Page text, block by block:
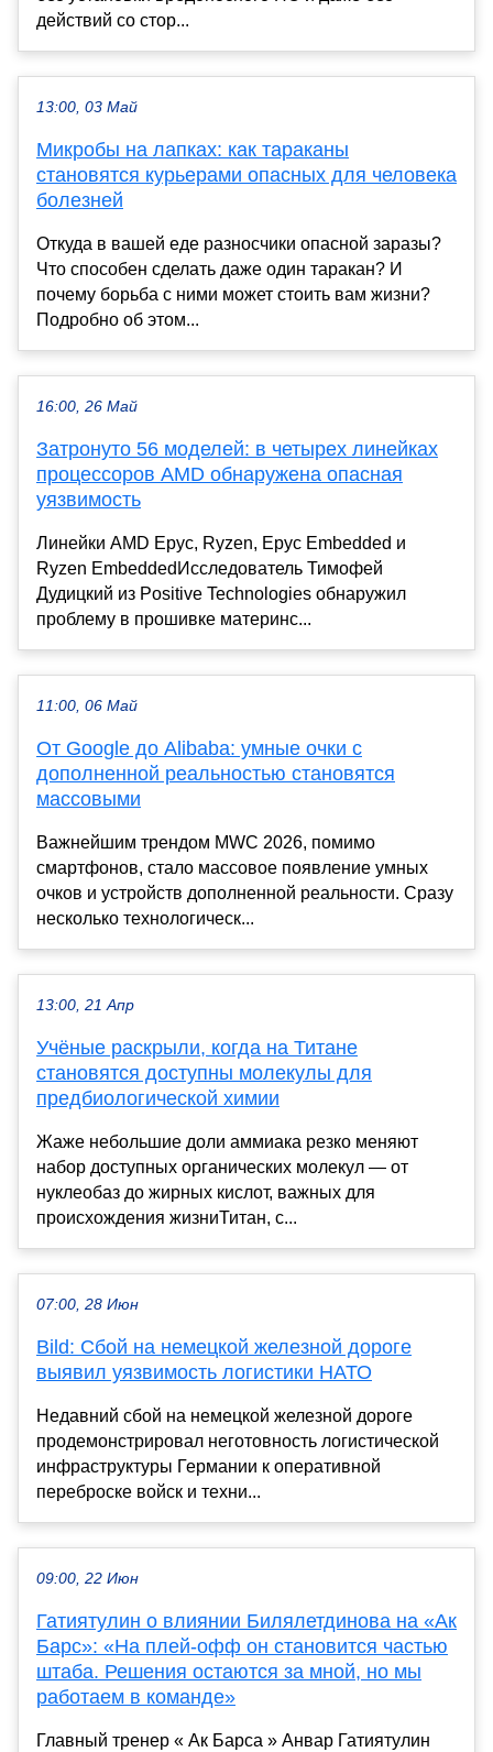
действий со стор...
13:00, 03 Май
Микробы на лапках: как тараканы
становятся курьерами опасных для человека
болезней
Откуда в вашей еде разносчики опасной заразы?
Что способен сделать даже один таракан? И
почему борьба с ними может стоить вам жизни?
Подробно об этом...
16:00, 26 Май
Затронуто 56 моделей: в четырех линейках
процессоров AMD обнаружена опасная
уязвимость
Линейки AMD Epyc, Ryzen, Epyc Embedded и
Ryzen EmbeddedИсследователь Тимофей
Дудицкий из Positive Technologies обнаружил
проблему в прошивке материнс...
11:00, 06 Май
От Google до Alibaba: умные очки с
дополненной реальностью становятся
массовыми
Важнейшим трендом MWC 2026, помимо
смартфонов, стало массовое появление умных
очков и устройств дополненной реальности. Сразу
несколько технологическ...
13:00, 21 Апр
Учёные раскрыли, когда на Титане
становятся доступны молекулы для
предбиологической химии
Жаже небольшие доли аммиака резко меняют
набор доступных органических молекул — от
нуклеобаз до жирных кислот, важных для
происхождения жизниТитан, с...
07:00, 28 Июн
Bild: Сбой на немецкой железной дороге
выявил уязвимость логистики НАТО
Недавний сбой на немецкой железной дороге
продемонстрировал неготовность логистической
инфраструктуры Германии к оперативной
переброске войск и техни...
09:00, 22 Июн
Гатиятулин о влиянии Билялетдинова на «Ак
Барс»: «На плей-офф он становится частью
штаба. Решения остаются за мной, но мы
работаем в команде»
Главный тренер « Ак Барса » Анвар Гатиятулин